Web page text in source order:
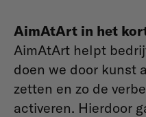
AimAtArt in het
AimAtArt helpt
doen we door kunst
zetten en zo de
activeren. Hierdoor